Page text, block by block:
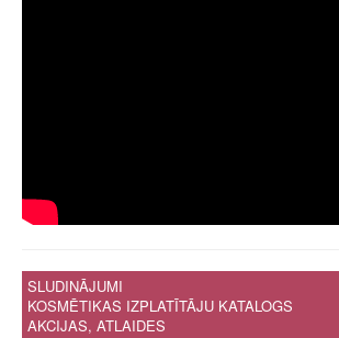
SLUDINĀJUMI
KOSMĒTIKAS IZPLATĪTĀJU KATALOGS
AKCIJAS, ATLAIDES